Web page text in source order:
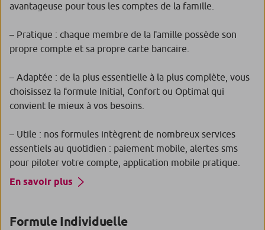
avantageuse pour tous les comptes de la famille.
– Pratique : chaque membre de la famille possède son
propre compte et sa propre carte bancaire.
– Adaptée : de la plus essentielle à la plus complète, vous
choisissez la formule Initial, Confort ou Optimal qui
convient le mieux à vos besoins.
– Utile : nos formules intègrent de nombreux services
essentiels au quotidien : paiement mobile, alertes sms
pour piloter votre compte, application mobile pratique.
En savoir plus
Formule Individuelle